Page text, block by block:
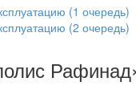
(1 очередь)
(2 очередь)